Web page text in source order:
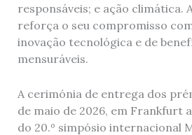
responsáveis; e ação climática.
reforça o seu compromisso
inovação tecnológica e de
mensuráveis.
A cerimónia de entrega dos
de maio de 2026, em Frankfurt
do 20.º simpósio internacional